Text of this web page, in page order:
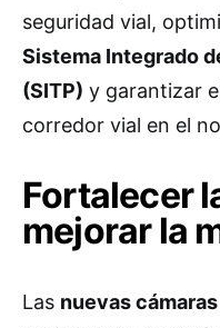
seguridad vial,
Sistema Integrado
(SITP) y garantizar
corredor vial en el
Fortalecer
mejorar la
Las nuevas